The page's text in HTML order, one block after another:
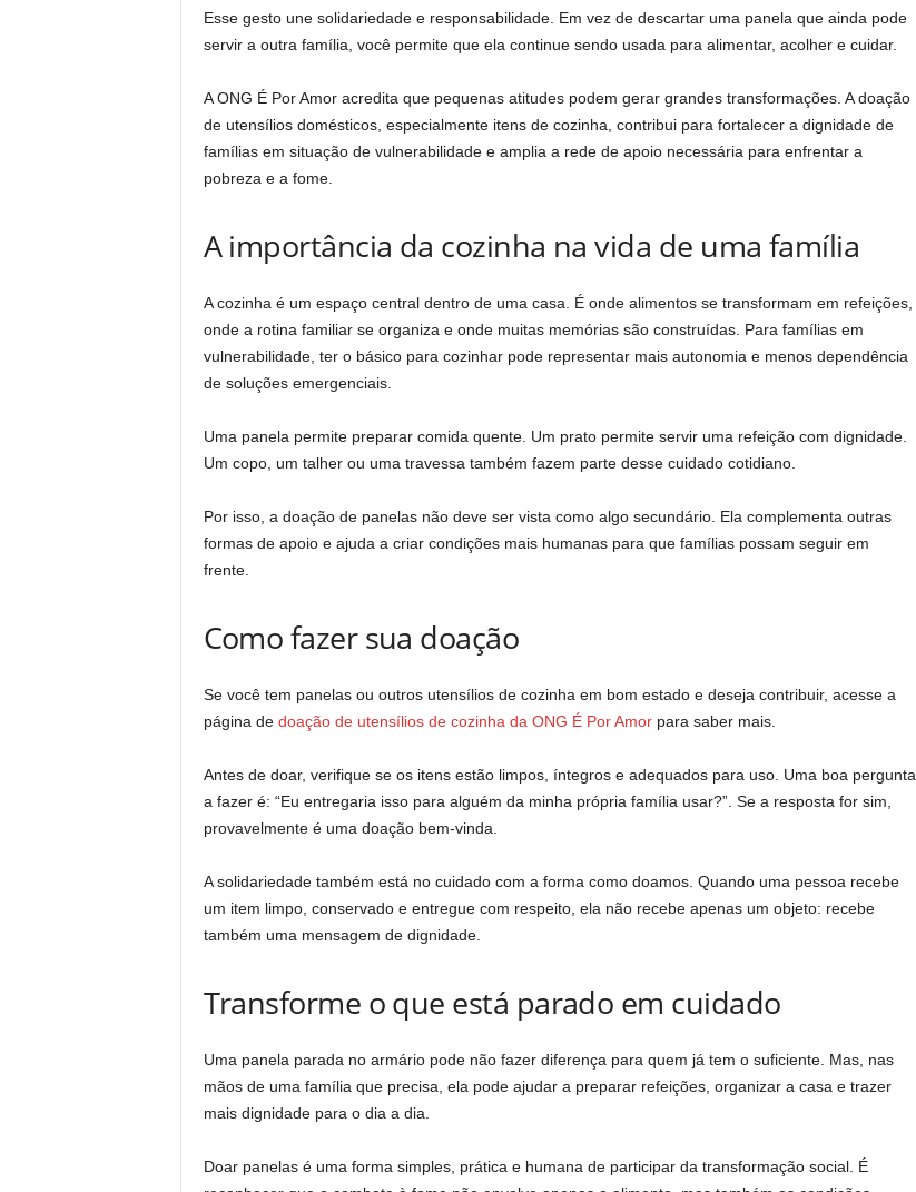
Esse gesto une solidariedade e responsabilidade. Em vez de descartar uma panela que ainda pode
servir a outra família, você permite que ela continue sendo usada para alimentar, acolher e cuidar.
A ONG É Por Amor acredita que pequenas atitudes podem gerar grandes transformações. A doação
de utensílios domésticos, especialmente itens de cozinha, contribui para fortalecer a dignidade de
famílias em situação de vulnerabilidade e amplia a rede de apoio necessária para enfrentar a
pobreza e a fome.
A importância da cozinha na vida de uma família
A cozinha é um espaço central dentro de uma casa. É onde alimentos se transformam em refeições,
onde a rotina familiar se organiza e onde muitas memórias são construídas. Para famílias em
vulnerabilidade, ter o básico para cozinhar pode representar mais autonomia e menos dependência
de soluções emergenciais.
Uma panela permite preparar comida quente. Um prato permite servir uma refeição com dignidade.
Um copo, um talher ou uma travessa também fazem parte desse cuidado cotidiano.
Por isso, a doação de panelas não deve ser vista como algo secundário. Ela complementa outras
formas de apoio e ajuda a criar condições mais humanas para que famílias possam seguir em
frente.
Como fazer sua doação
Se você tem panelas ou outros utensílios de cozinha em bom estado e deseja contribuir, acesse a
página de doação de utensílios de cozinha da ONG É Por Amorpara saber mais.
Antes de doar, verifique se os itens estão limpos, íntegros e adequados para uso. Uma boa pergunta
a fazer é: “Eu entregaria isso para alguém da minha própria família usar?”. Se a resposta for sim,
provavelmente é uma doação bem-vinda.
A solidariedade também está no cuidado com a forma como doamos. Quando uma pessoa recebe
um item limpo, conservado e entregue com respeito, ela não recebe apenas um objeto: recebe
também uma mensagem de dignidade.
Transforme o que está parado em cuidado
Uma panela parada no armário pode não fazer diferença para quem já tem o suficiente. Mas, nas
mãos de uma família que precisa, ela pode ajudar a preparar refeições, organizar a casa e trazer
mais dignidade para o dia a dia.
Doar panelas é uma forma simples, prática e humana de participar da transformação social. É